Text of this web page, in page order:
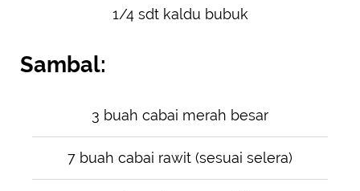
1/4 sdt kaldu bubuk
Sambal:
3 buah cabai merah besar
7 buah cabai rawit (sesuai selera)